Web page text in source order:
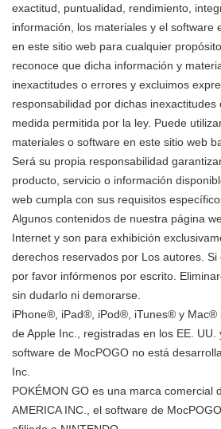
exactitud, puntualidad, rendimiento,
información, los materiales y el software
en este sitio web para cualquier
reconoce que dicha información y
inexactitudes o errores y excluimos
responsabilidad por dichas
medida permitida por la ley. Puede
materiales o software en este sitio web
Será su propia responsabilidad
producto, servicio o información
web cumpla con sus requisitos
Algunos contenidos de nuestra página
Internet y son para exhibición
derechos reservados por Los autores. Si
por favor infórmenos por escrito.
sin dudarlo ni demorarse.
iPhone®, iPad®, iPod®, iTunes® y Mac®
de Apple Inc., registradas en los EE. UU.
software de MocPOGO no está
Inc.
POKÉMON GO es una marca comercial
AMERICA INC., el software de